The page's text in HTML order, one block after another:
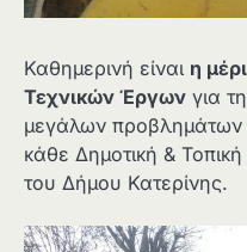
Καθημερινή είναι η
Τεχνικών Έργων για
μεγάλων προβλημάτων
κάθε Δημοτική &
του Δήμου Κατερίνης.